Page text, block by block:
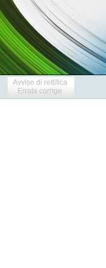
Avviso di rettifica
Errata corrige